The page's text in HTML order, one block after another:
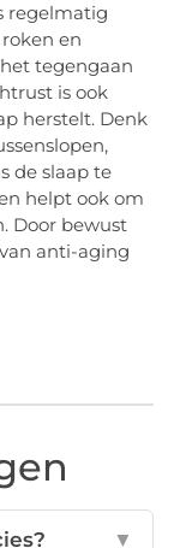
regelmatig
en
tegengaan
is ook
herstelt. Denk
de slaap te
helpt ook om
Door bewust
anti-aging
▼